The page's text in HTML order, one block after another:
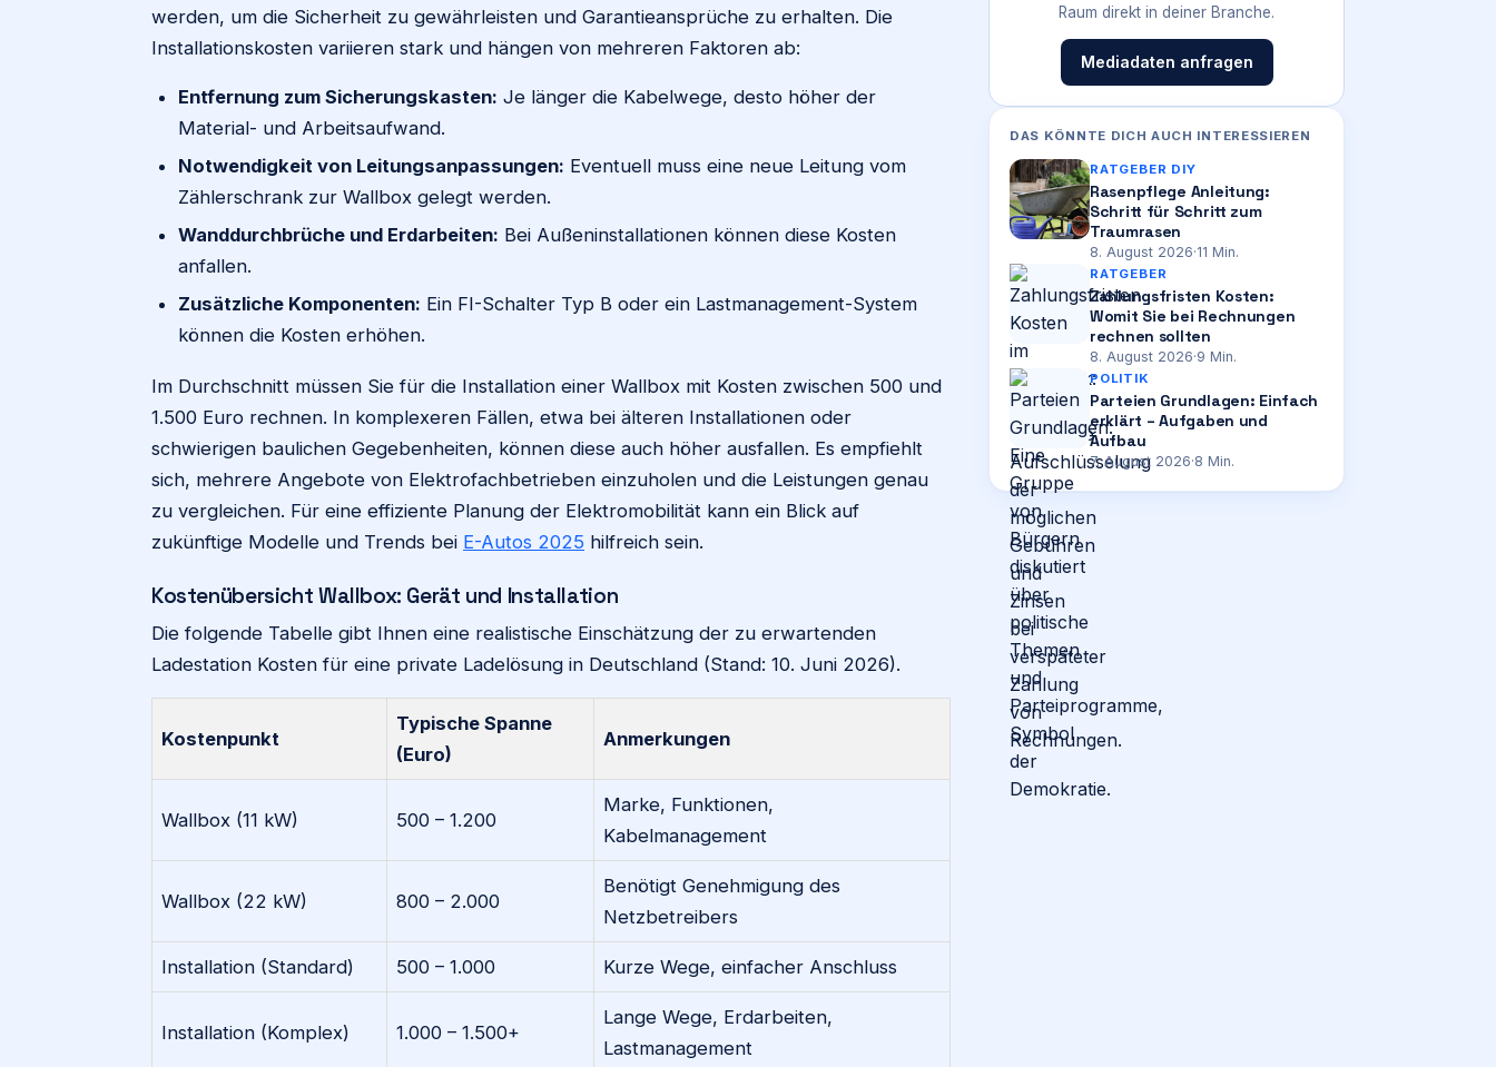
werden, um die Sicherheit zu gewährleisten und Garantieansprüche zu erhalten. Die
Installationskosten variieren stark und hängen von mehreren Faktoren ab:
Entfernung zum Sicherungskasten: Je länger die Kabelwege, desto höher der
Material- und Arbeitsaufwand.
Notwendigkeit von Leitungsanpassungen: Eventuell muss eine neue Leitung vom
Zählerschrank zur Wallbox gelegt werden.
Wanddurchbrüche und Erdarbeiten: Bei Außeninstallationen können diese Kosten
anfallen.
Zusätzliche Komponenten: Ein FI-Schalter Typ B oder ein Lastmanagement-System
können die Kosten erhöhen.
Im Durchschnitt müssen Sie für die Installation einer Wallbox mit Kosten zwischen 500 und
1.500 Euro rechnen. In komplexeren Fällen, etwa bei älteren Installationen oder
schwierigen baulichen Gegebenheiten, können diese auch höher ausfallen. Es empfiehlt
sich, mehrere Angebote von Elektrofachbetrieben einzuholen und die Leistungen genau
zu vergleichen. Für eine effiziente Planung der Elektromobilität kann ein Blick auf
zukünftige Modelle und Trends bei E-Autos 2025 hilfreich sein.
Kostenübersicht Wallbox: Gerät und Installation
Die folgende Tabelle gibt Ihnen eine realistische Einschätzung der zu erwartenden
Ladestation Kosten für eine private Ladelösung in Deutschland (Stand: 10. Juni 2026).
Kostenpunkt
Typische Spanne
(Euro)
Anmerkungen
Wallbox (11 kW) 500 – 1.200
Marke, Funktionen,
Kabelmanagement
Wallbox (22 kW) 800 – 2.000
Benötigt Genehmigung des
Netzbetreibers
Installation (Standard) 500 – 1.000 Kurze Wege, einfacher Anschluss
Installation (Komplex) 1.000 – 1.500+
Lange Wege, Erdarbeiten,
Lastmanagement
Raum direkt in deiner Branche.
Mediadaten anfragen
DAS KÖNNTE DICH AUCH INTERESSIEREN
RATGEBER DIY
Rasenpflege Anleitung:
Schritt für Schritt zum
Traumrasen
8. August 2026·11 Min.
RATGEBER
Zahlungsfristen Kosten:
Womit Sie bei Rechnungen
rechnen sollten
8. August 2026·9 Min.
POLITIK
Parteien Grundlagen: Einfach
erklärt – Aufgaben und
Aufbau
7. August 2026·8 Min.